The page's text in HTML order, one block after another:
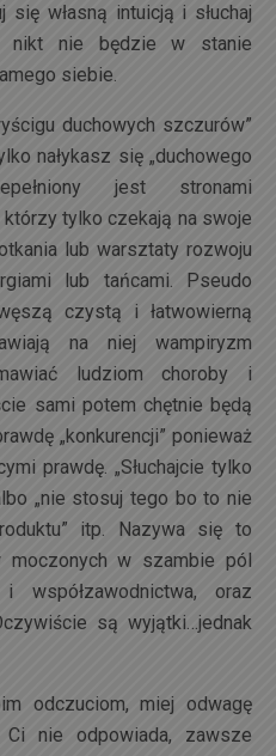
własną intuicją i słuchaj
nikt nie będzie w stanie
siebie.
duchowych szczurów”
nałykasz się „duchowego
jest stronami
tylko czekają na swoje
lub warsztaty rozwoju
lub tańcami. Pseudo
czystą i łatwowierną
na niej wampiryzm
ludziom choroby i
sami potem chętnie będą
„konkurencji” ponieważ
prawdę. „Słuchajcie tylko
„nie stosuj tego bo to nie
itp. Nazywa się to
moczonych w szambie pól
współzawodnictwa, oraz
są wyjątki…jednak
odczuciom, miej odwagę
nie odpowiada, zawsze